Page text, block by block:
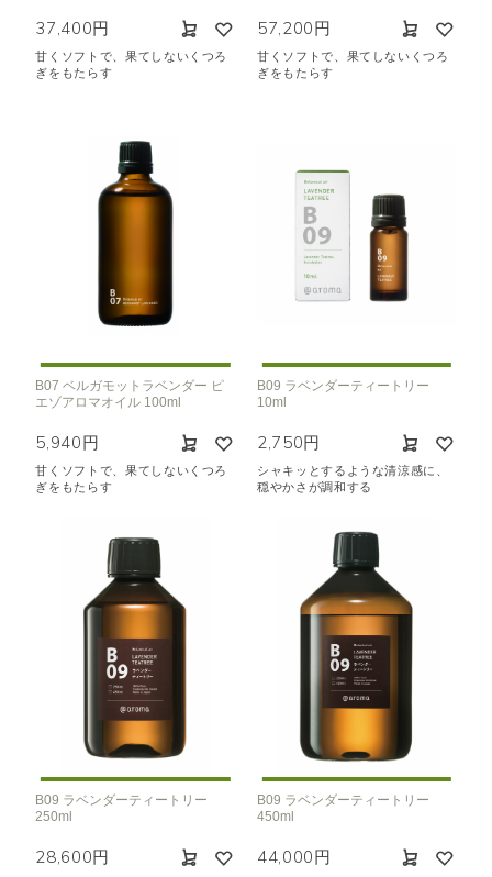
37,400円
甘くソフトで、果てしないくつろ
ぎをもたらす
57,200円
甘くソフトで、果てしないくつろ
ぎをもたらす
B07 ベルガモットラベンダー ピ
エゾアロマオイル 100ml
5,940円
甘くソフトで、果てしないくつろ
ぎをもたらす
B09 ラベンダーティートリー
10ml
2,750円
シャキッとするような清涼感に、
穏やかさが調和する
B09 ラベンダーティートリー
250ml
28,600円
B09 ラベンダーティートリー
450ml
44,000円